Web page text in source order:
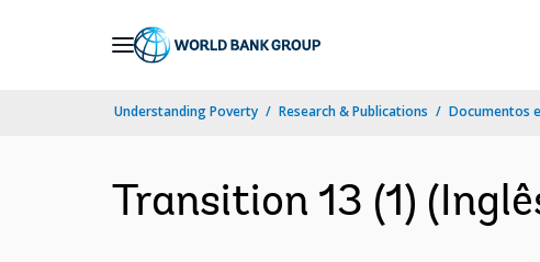
Understanding Poverty Research & Publications Documentos
Transition 13 (1)